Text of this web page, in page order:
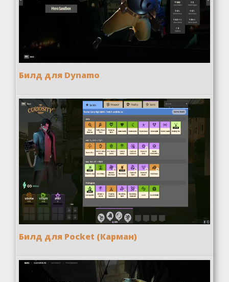
Билд для Dynamo
Билд для Pocket (Карман)